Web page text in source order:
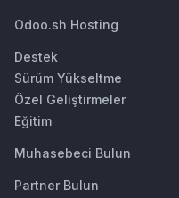
Odoo.sh Hosting
Destek
Sürüm Yükseltme
Özel Geliştirmeler
Eğitim
Muhasebeci Bulun
Partner Bulun